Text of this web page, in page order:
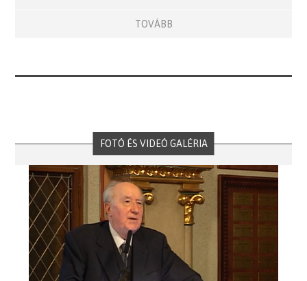
TOVÁBB
FOTÓ ÉS VIDEÓ GALÉRIA